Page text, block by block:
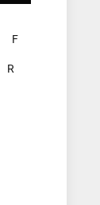
F
R